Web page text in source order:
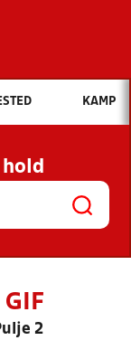
du søge efter?
NYHEDER
OG
KAMP
GIF
2